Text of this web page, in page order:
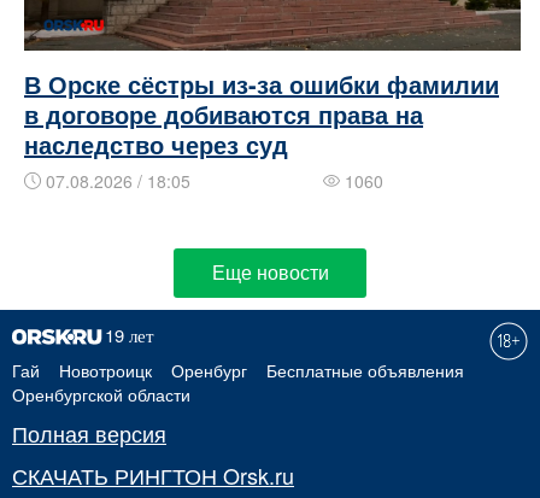
В Орске сёстры из-за ошибки фамилии
в договоре добиваются права на
наследство через суд
07.08.2026 / 18:05 1060
Еще новости
Гай Новотроицк Оренбург
Бесплатные объявления
Оренбургской области
Полная версия
СКАЧАТЬ РИНГТОН Orsk.ru